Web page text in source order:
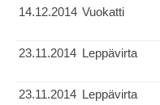
14.12.2014 Vuokatti
23.11.2014 Leppävirta
23.11.2014 Leppävirta